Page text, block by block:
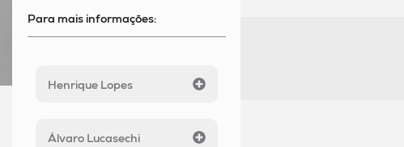
Para mais informações:
Henrique Lopes
Álvaro Lucasechi